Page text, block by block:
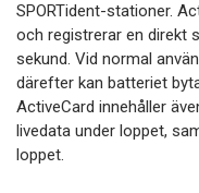
SPORTident-stationer.
och registrerar en direkt
sekund. Vid normal
därefter kan batteriet
ActiveCard innehåller
livedata under loppet,
loppet.